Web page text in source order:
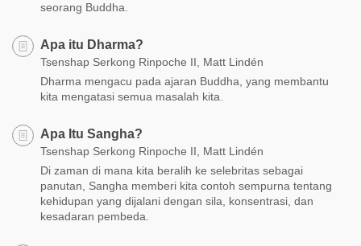
seorang Buddha.
Apa itu Dharma?
Tsenshap Serkong Rinpoche II, Matt Lindén
Dharma mengacu pada ajaran Buddha, yang membantu
kita mengatasi semua masalah kita.
Apa Itu Sangha?
Tsenshap Serkong Rinpoche II, Matt Lindén
Di zaman di mana kita beralih ke selebritas sebagai
panutan, Sangha memberi kita contoh sempurna tentang
kehidupan yang dijalani dengan sila, konsentrasi, dan
kesadaran pembeda.